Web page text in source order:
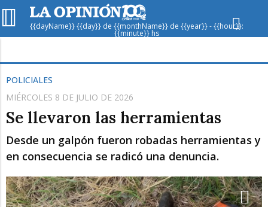
{{dayName}} {{day}} de {{monthName}} de {{year}} - {{hour}}:
{{minute}} hs
Humedad
Presión
POLICIALES
MIÉRCOLES 8 DE JULIO DE 2026
Se llevaron las herramientas
Desde un galpón fueron robadas herramientas y
en consecuencia se radicó una denuncia.